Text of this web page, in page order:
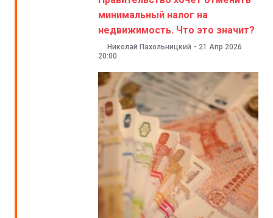
минимальный налог на
недвижимость. Что это значит?
Николай Пахольницкий - 21 Апр 2026
20:00